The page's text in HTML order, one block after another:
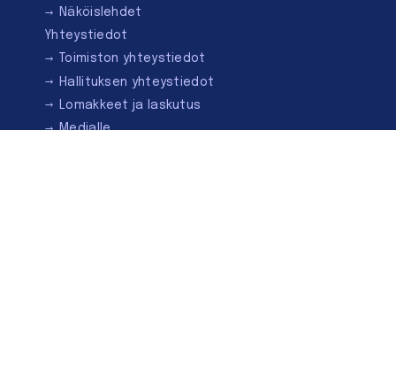
Näköislehdet
Yhteystiedot
Toimiston yhteystiedot
Hallituksen yhteystiedot
Lomakkeet ja laskutus
Medialle